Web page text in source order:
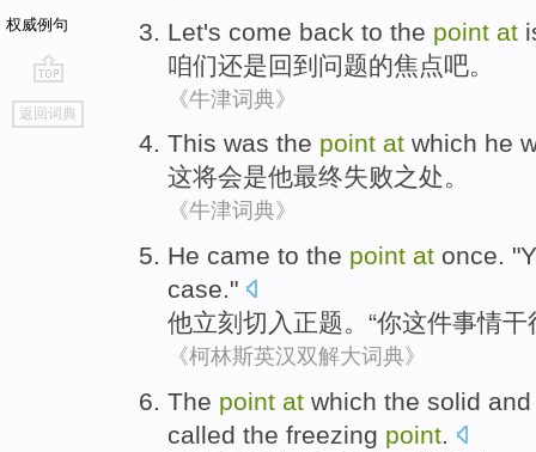
权威例句
go
top
返回词典
Let's come back to the point at
咱们还是回到 问题的焦点吧。
《牛津词典》
This was the point at which he
这将会是他最终失败之处。
《牛津词典》
He came to the point at once. "
case."
他立刻 切入正题。“你这件事情干
《柯林斯英汉双解大词典》
The point at which the solid and
called the freezing point.